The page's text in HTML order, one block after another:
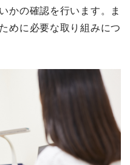
かの確認を行います。ま
めに必要な取り組みにつ